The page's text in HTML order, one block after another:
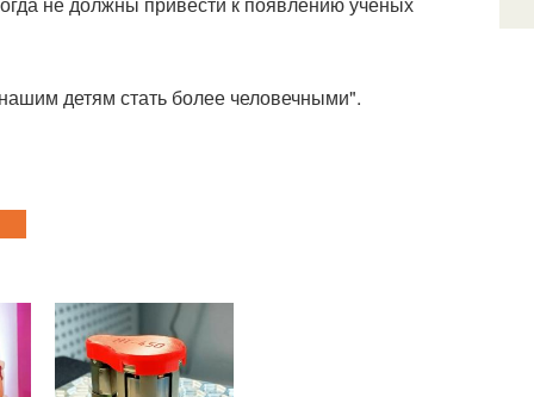
детям стать более человечными".